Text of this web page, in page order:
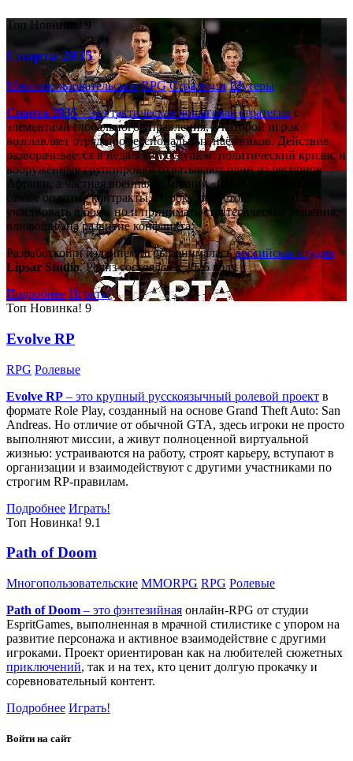
Топ Новинка! 9
Спарта 2035
Многопользовательские RPG Стратегии Шутеры
Спарта 2035– это тактическаяпошаговая стратегияс
элементами глобального управления, в которой игрок
возглавляет отряд профессиональных наёмников. Действие
разворачивается в недалёком будущем: политический кризис и
вооружённые группировки охватывают один из регионов
Африки, а частная военная компания «Спарта» берётся за
самые опасные контракты. Игроку предстоит не только
участвовать в боях, но и принимать стратегические решения,
влияющие на развитие конфликта.
Разработкой и изданием игры занималасьроссийская студия
Lipsar Studio. Релиз состоялся в 2025 году.
Подробнее Играть!
Топ Новинка! 9
Evolve RP
RPG Ролевые
Evolve RP – это крупный русскоязычный ролевой проект в
формате Role Play, созданный на основе Grand Theft Auto: San
Andreas. Но отличие от обычной GTA, здесь игроки не просто
выполняют миссии, а живут полноценной виртуальной
жизнью: устраиваются на работу, строят карьеру, вступают в
организации и взаимодействуют с другими участниками по
строгим RP-правилам.
Подробнее Играть!
Топ Новинка! 9.1
Path of Doom
Многопользовательские MMORPG RPG Ролевые
Path of Doom – это фэнтезийная онлайн-RPG от студии
EspritGames, выполненная в мрачной стилистике с упором на
развитие персонажа и активное взаимодействие с другими
игроками. Проект ориентирован как на любителей сюжетных
приключений, так и на тех, кто ценит долгую прокачку и
соревновательный контент.
Подробнее Играть!
Войти на сайт